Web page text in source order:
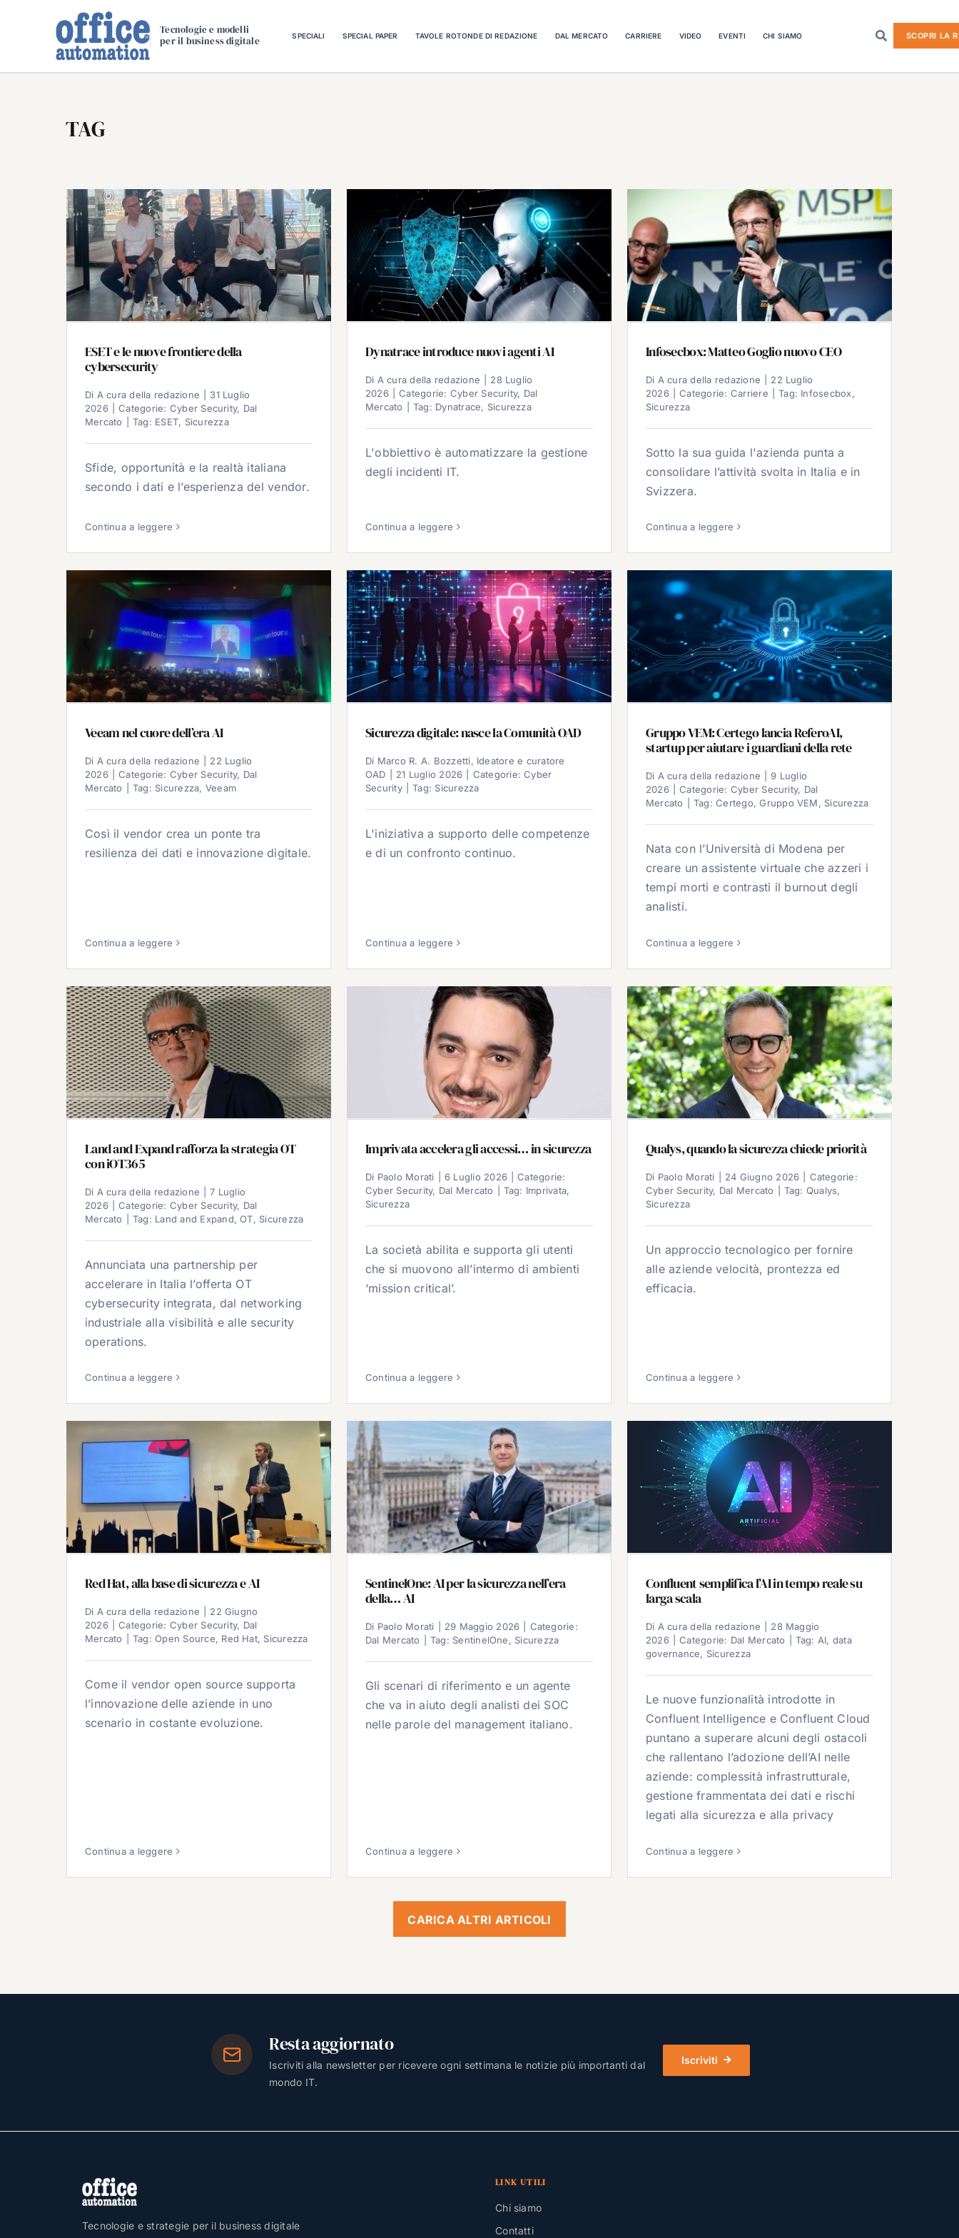
Tecnologie e modelli
per il business digitale
SPECIALI SPECIAL PAPER TAVOLE ROTONDE DI REDAZIONE DAL MERCATO CARRIERE VIDEO EVENTI CHI SIAMO SCOPRI LA
TAG
ESET e le nuove frontiere della
cybersecurity
Di A cura della redazione
31 Luglio
2026
Categorie: Cyber Security, Dal
Mercato
Tag: ESET, Sicurezza
Sfide, opportunità e la realtà italiana
secondo i dati e l’esperienza del vendor.
Continua a leggere
Dynatrace introduce nuovi agenti AI
Di A cura della redazione
28 Luglio
2026
Categorie: Cyber Security, Dal
Mercato
Tag: Dynatrace, Sicurezza
L'obbiettivo è automatizzare la gestione
degli incidenti IT.
Continua a leggere
Infosecbox: Matteo Goglio nuovo CEO
Di A cura della redazione
22 Luglio
2026
Categorie: Carriere Tag: Infosecbox,
Sicurezza
Sotto la sua guida l'azienda punta a
consolidare l’attività svolta in Italia e in
Svizzera.
Continua a leggere
Veeam nel cuore dell’era AI
Di A cura della redazione
22 Luglio
2026
Categorie: Cyber Security, Dal
Mercato
Tag: Sicurezza, Veeam
Così il vendor crea un ponte tra
resilienza dei dati e innovazione digitale.
Continua a leggere
Sicurezza digitale: nasce la Comunità OAD
Di Marco R. A. Bozzetti, Ideatore e curatore
OAD
21 Luglio 2026 Categorie:Cyber
Security
Tag: Sicurezza
L'iniziativa a supporto delle competenze
e di un confronto continuo.
Continua a leggere
Gruppo VEM: Certego lancia ReferoAI,
startup per aiutare i guardiani della rete
Di A cura della redazione
9 Luglio
2026
Categorie: Cyber Security, Dal
Mercato
Tag:Certego,Gruppo VEM, Sicurezza
Nata con l’Università di Modena per
creare un assistente virtuale che azzeri i
tempi morti e contrasti il burnout degli
analisti.
Continua a leggere
Land and Expand rafforza la strategia OT
con iOT365
Di A cura della redazione
7 Luglio
2026
Categorie: Cyber Security, Dal
Mercato
Tag: Land and Expand,OT, Sicurezza
Annunciata una partnership per
accelerare in Italia l’offerta OT
cybersecurity integrata, dal networking
industriale alla visibilità e alle security
operations.
Continua a leggere
Imprivata accelera gli accessi… in sicurezza
Di Paolo Morati 6 Luglio 2026
Categorie:
Cyber Security, Dal Mercato Tag: Imprivata,
Sicurezza
La società abilita e supporta gli utenti
che si muovono all’intermo di ambienti
‘mission critical’.
Continua a leggere
Qualys, quando la sicurezza chiede priorità
Di Paolo Morati 24 Giugno 2026
Categorie:
Cyber Security, Dal Mercato Tag: Qualys,
Sicurezza
Un approccio tecnologico per fornire
alle aziende velocità, prontezza ed
efficacia.
Continua a leggere
Red Hat, alla base di sicurezza e AI
Di A cura della redazione
22 Giugno
2026
Categorie: Cyber Security, Dal
Mercato
Tag:Open Source, Red Hat, Sicurezza
Come il vendor open source supporta
l’innovazione delle aziende in uno
scenario in costante evoluzione.
Continua a leggere
SentinelOne: AI per la sicurezza nell’era
della… AI
Di Paolo Morati 29 Maggio 2026
Categorie:
Dal Mercato
Tag: SentinelOne, Sicurezza
Gli scenari di riferimento e un agente
che va in aiuto degli analisti dei SOC
nelle parole del management italiano.
Continua a leggere
Confluent semplifica l’AI in tempo reale su
larga scala
Di A cura della redazione
28 Maggio
2026
Categorie: Dal Mercato Tag: AI, data
governance, Sicurezza
Le nuove funzionalità introdotte in
Confluent Intelligence e Confluent Cloud
puntano a superare alcuni degli ostacoli
che rallentano l’adozione dell’AI nelle
aziende: complessità infrastrutturale,
gestione frammentata dei dati e rischi
legati alla sicurezza e alla privacy
Continua a leggere
CARICA ALTRI ARTICOLI
Resta aggiornato
Iscriviti alla newsletter per ricevere ogni settimana le notizie più importanti dal
mondo IT.
Iscriviti
Tecnologie e strategie per il business digitale
LINK UTILI
Chi siamo
Contatti